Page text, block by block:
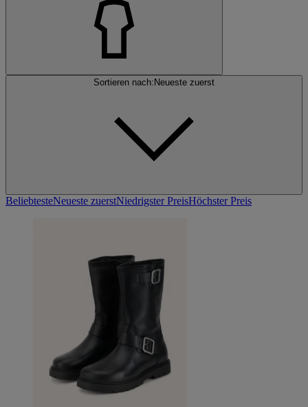
Sortieren nach: Neueste zuerst
BeliebtesteNeueste zuerstNiedrigster PreisHöchster Preis